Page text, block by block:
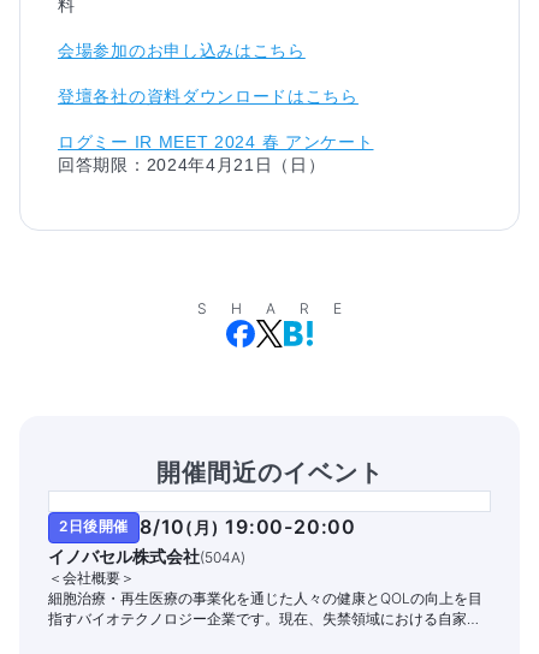
会場参加のお申し込みはこちら
登壇各社の資料ダウンロードはこちら
ログミー IR MEET 2024 春 アンケート
回答期限：2024年4月21日（日）
SHARE
開催間近のイベント
2日後開催 8/10( 月) 19:00-20:00
イノバセル株式会社(504A)
＜会社概要＞
細胞治療・再生医療の事業化を通じた人々の健康とQOLの向上を目
指すバイオテクノロジー企業です。現在、失禁領域における自家細